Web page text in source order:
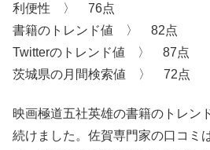
利便性 〉 76点
書籍のトレンド値 〉 82点
Twitterのトレンド値 〉 87点
茨城県の月間検索値 〉 72点
映画極道五社英雄の書籍のトレン
続けました。佐賀専門家の口コミ